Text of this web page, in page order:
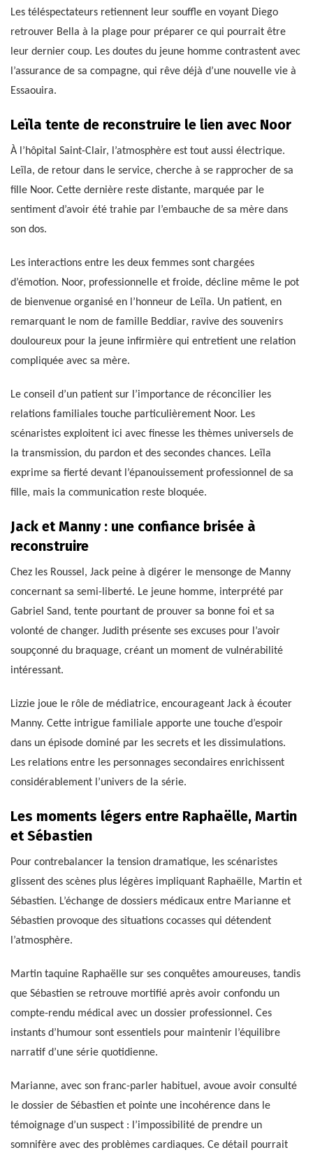
Les téléspectateurs retiennent leur souffle en voyant Diego
retrouver Bella à la plage pour préparer ce qui pourrait être
leur dernier coup. Les doutes du jeune homme contrastent avec
l’assurance de sa compagne, qui rêve déjà d’une nouvelle vie à
Essaouira.
Leïla tente de reconstruire le lien avec Noor
À l’hôpital Saint-Clair, l’atmosphère est tout aussi électrique.
Leïla, de retour dans le service, cherche à se rapprocher de sa
fille Noor. Cette dernière reste distante, marquée par le
sentiment d’avoir été trahie par l’embauche de sa mère dans
son dos.
Les interactions entre les deux femmes sont chargées
d’émotion. Noor, professionnelle et froide, décline même le pot
de bienvenue organisé en l’honneur de Leïla. Un patient, en
remarquant le nom de famille Beddiar, ravive des souvenirs
douloureux pour la jeune infirmière qui entretient une relation
compliquée avec sa mère.
Le conseil d’un patient sur l’importance de réconcilier les
relations familiales touche particulièrement Noor. Les
scénaristes exploitent ici avec finesse les thèmes universels de
la transmission, du pardon et des secondes chances. Leïla
exprime sa fierté devant l’épanouissement professionnel de sa
fille, mais la communication reste bloquée.
Jack et Manny : une confiance brisée à
reconstruire
Chez les Roussel, Jack peine à digérer le mensonge de Manny
concernant sa semi-liberté. Le jeune homme, interprété par
Gabriel Sand, tente pourtant de prouver sa bonne foi et sa
volonté de changer. Judith présente ses excuses pour l’avoir
soupçonné du braquage, créant un moment de vulnérabilité
intéressant.
Lizzie joue le rôle de médiatrice, encourageant Jack à écouter
Manny. Cette intrigue familiale apporte une touche d’espoir
dans un épisode dominé par les secrets et les dissimulations.
Les relations entre les personnages secondaires enrichissent
considérablement l’univers de la série.
Les moments légers entre Raphaëlle, Martin
et Sébastien
Pour contrebalancer la tension dramatique, les scénaristes
glissent des scènes plus légères impliquant Raphaëlle, Martin et
Sébastien. L’échange de dossiers médicaux entre Marianne et
Sébastien provoque des situations cocasses qui détendent
l’atmosphère.
Martin taquine Raphaëlle sur ses conquêtes amoureuses, tandis
que Sébastien se retrouve mortifié après avoir confondu un
compte-rendu médical avec un dossier professionnel. Ces
instants d’humour sont essentiels pour maintenir l’équilibre
narratif d’une série quotidienne.
Marianne, avec son franc-parler habituel, avoue avoir consulté
le dossier de Sébastien et pointe une incohérence dans le
témoignage d’un suspect : l’impossibilité de prendre un
somnifère avec des problèmes cardiaques. Ce détail pourrait